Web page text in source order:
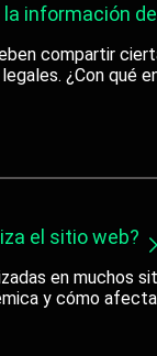
información
compartir
¿Con qué
el sitio web?
en muchos
y cómo